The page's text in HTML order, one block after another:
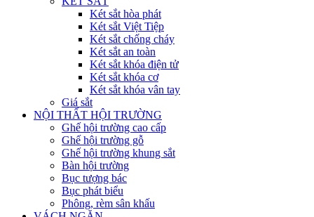
Két sắt hòa phát
Két sắt Việt Tiệp
Két sắt chống cháy
Két sắt an toàn
Két sắt khóa điện tử
Két sắt khóa cơ
Két sắt khóa vân tay
Giá sắt
NỘI THẤT HỘI TRƯỜNG
Ghế hội trường cao cấp
Ghế hội trường gỗ
Ghế hội trường khung sắt
Bàn hội trường
Bục tượng bác
Bục phát biểu
Phông, rèm sân khấu